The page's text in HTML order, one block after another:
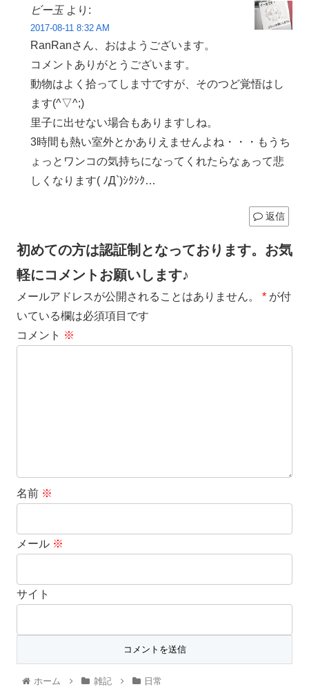
ビー玉 より:
2017-08-11 8:32 AM
RanRanさん、おはようございます。
コメントありがとうございます。
動物はよく拾ってしま寸ですが、そのつど覚悟はし
ます(^▽^;)
里子に出せない場合もありますしね。
3時間も熱い室外とかありえませんよね・・・もうち
ょっとワンコの気持ちになってくれたらなぁって悲
しくなります( ﾉД`)ｼｸｼｸ…
返信
初めての方は認証制となっております。お気
軽にコメントお願いします♪
メールアドレスが公開されることはありません。 * が付
いている欄は必須項目です
コメント ※
名前 ※
メール ※
サイト
ホーム 雑記 日常